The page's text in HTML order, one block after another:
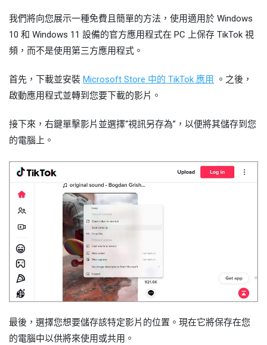
我們將向您展示一種免費且簡單的方法，使用適用於 Windows
10 和 Windows 11 設備的官方應用程式在 PC 上保存 TikTok 視
頻，而不是使用第三方應用程式。
首先，下載並安裝 Microsoft Store 中的 TikTok 應用
。之後，
啟動應用程式並轉到您要下載的影片。
接下來，右鍵單擊影片並選擇“視訊另存為”，以便將其儲存到您
的電腦上。
最後，選​​擇您想要儲存該特定影片的位置。現在它將保存在您
的電腦中以供將來使用或共用。